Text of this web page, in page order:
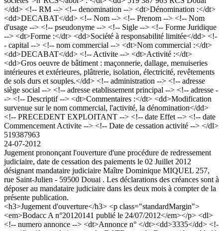
</dd> <!-- RM --> <!-- denomination --> <dt>Dénomination :</dt>
<dd>DECABAT</dd> <!-- Nom --> <!-- Prenom --> <!-- Nom
d'usage --> <!-- pseudonyme --> <!-- Sigle --> <!-- Forme Juridique
--> <dt>Forme :</dt> <dd>Société à responsabilité limitée</dd> <!-
- capital --> <!-- nom commercial --> <dt>Nom commercial :</dt>
<dd>DECABAT</dd> <!-- Activite --> <dt>Activité :</dt>
<dd>Gros oeuvre de bâtiment : maçonnerie, dallage, menuiseries
intérieures et extérieures, plâtrerie, isolation, électricité, revêtements
de sols durs et souples.</dd> <!-- administration --> <!-- adresse
siège social --> <!-- adresse etablissement principal --> <!-- adresse -
-> <!-- Descriptif --> <dt>Commentaires :</dt> <dd>Modification
survenue sur le nom commercial, l'activité, la dénomination</dd>
<!-- PRECEDENT EXPLOITANT --> <!-- date Effet --> <!-- date
Commencement Activite --> <!-- Date de cessation activité --> </dl>
519387963
24-07-2012
Jugement prononçant l'ouverture d'une procédure de redressement
judiciaire, date de cessation des paiements le 02 Juillet 2012
désignant mandataire judiciaire Maître Dominique MIQUEL 257,
rue Saint-Julien - 59500 Douai . Les déclarations des créances sont à
déposer au mandataire judiciaire dans les deux mois à compter de la
présente publication.
<h3>Jugement d'ouverture</h3> <p class="standardMargin">
<em>Bodacc A n°20120141 publié le 24/07/2012</em></p> <dl>
<!-- numero annonce --> <dt>Annonce n° </dt><dd>3335</dd> <!-